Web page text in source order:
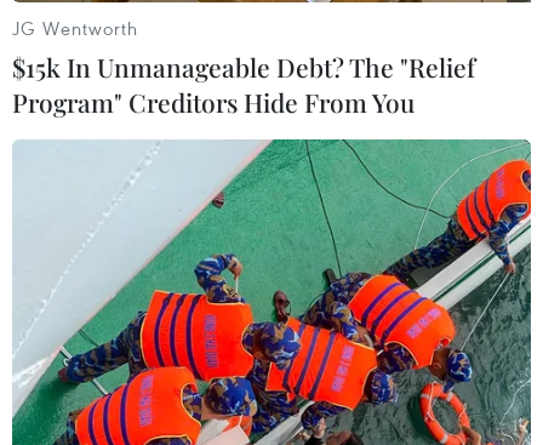
Khói bốc lên từ một nhà máy ở Berre-l'Etang, Pháp. (Ảnh:
AFP/TTXVN)
Trong một tuyên bố đưa ra sáng 21/4, Nghị viện
châu Âu và các quốc gia thành viên trong Liên
JG Wentworth
$15k In Unmanageable Debt? The "Relief
Program" Creditors Hide From You